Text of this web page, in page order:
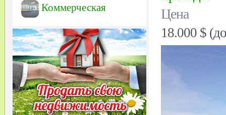
Коммерческая
Цена
18.000 $